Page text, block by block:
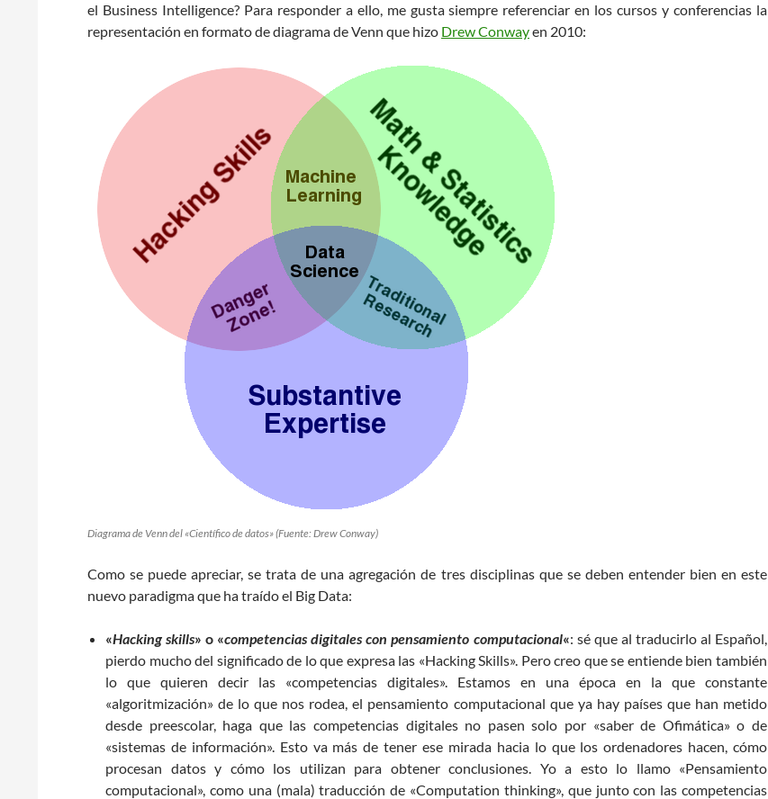
el Business Intelligence? Para responder a ello, me gusta siempre referenciar en los cursos y conferencias la
representación en formato de diagrama de Venn que hizo Drew Conwayen 2010:
Diagrama de Venn del «Científico de datos» (Fuente: Drew Conway)
Como se puede apreciar, se trata de una agregación de tres disciplinas que se deben entender bien en este
nuevo paradigma que ha traído el Big Data:
«Hacking skills» o «competencias digitales con pensamiento computacional«: sé que al traducirlo al Español,
pierdo mucho del significado de lo que expresa las «Hacking Skills». Pero creo que se entiende bien también
lo que quieren decir las «competencias digitales». Estamos en una época en la que constante
«algoritmización» de lo que nos rodea, el pensamiento computacional que ya hay países que han metido
desde preescolar, haga que las competencias digitales no pasen solo por «saber de Ofimática» o de
«sistemas de información». Esto va más de tener ese mirada hacia lo que los ordenadores hacen, cómo
procesan datos y cómo los utilizan para obtener conclusiones. Yo a esto lo llamo «Pensamiento
computacional», como una (mala) traducción de «Computation thinking», que junto con las competencias